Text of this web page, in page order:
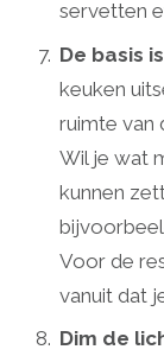
servetten
De basis
keuken
ruimte van
Wil je wat
kunnen
Voor de
vanuit dat
Dim de